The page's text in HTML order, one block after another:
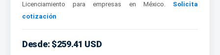
Licenciamiento para empresas en México. Solicita
cotización
Desde: $259.41 USD